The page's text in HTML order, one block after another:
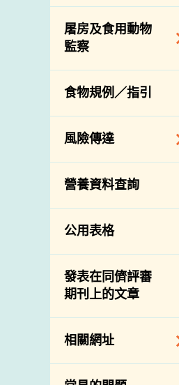
資料
食物安全之風險評
估
食物事故應變及管
理
食物消費量調查
總膳食研究
有機食物
高風險食物
抗菌素耐藥性
絡內地有關當局
進口食物管制
口檢驗
出口驗證
出口食物往內地
出口商及業界的消
息
屠房及食用動物
監察
規管農業化學物及
獸醫藥物在食用動
物上的使用
屠房及疾病監測
宰前檢驗
宰後檢驗
結果
屠房及肉類檢驗
食物規例／指引
風險傳達
主題項目
項目及活動
資訊平台
下載
公開比賽
營養資料查詢
公用表格
發表在同儕評審
期刊上的文章
相關網址
相關政府部門／機